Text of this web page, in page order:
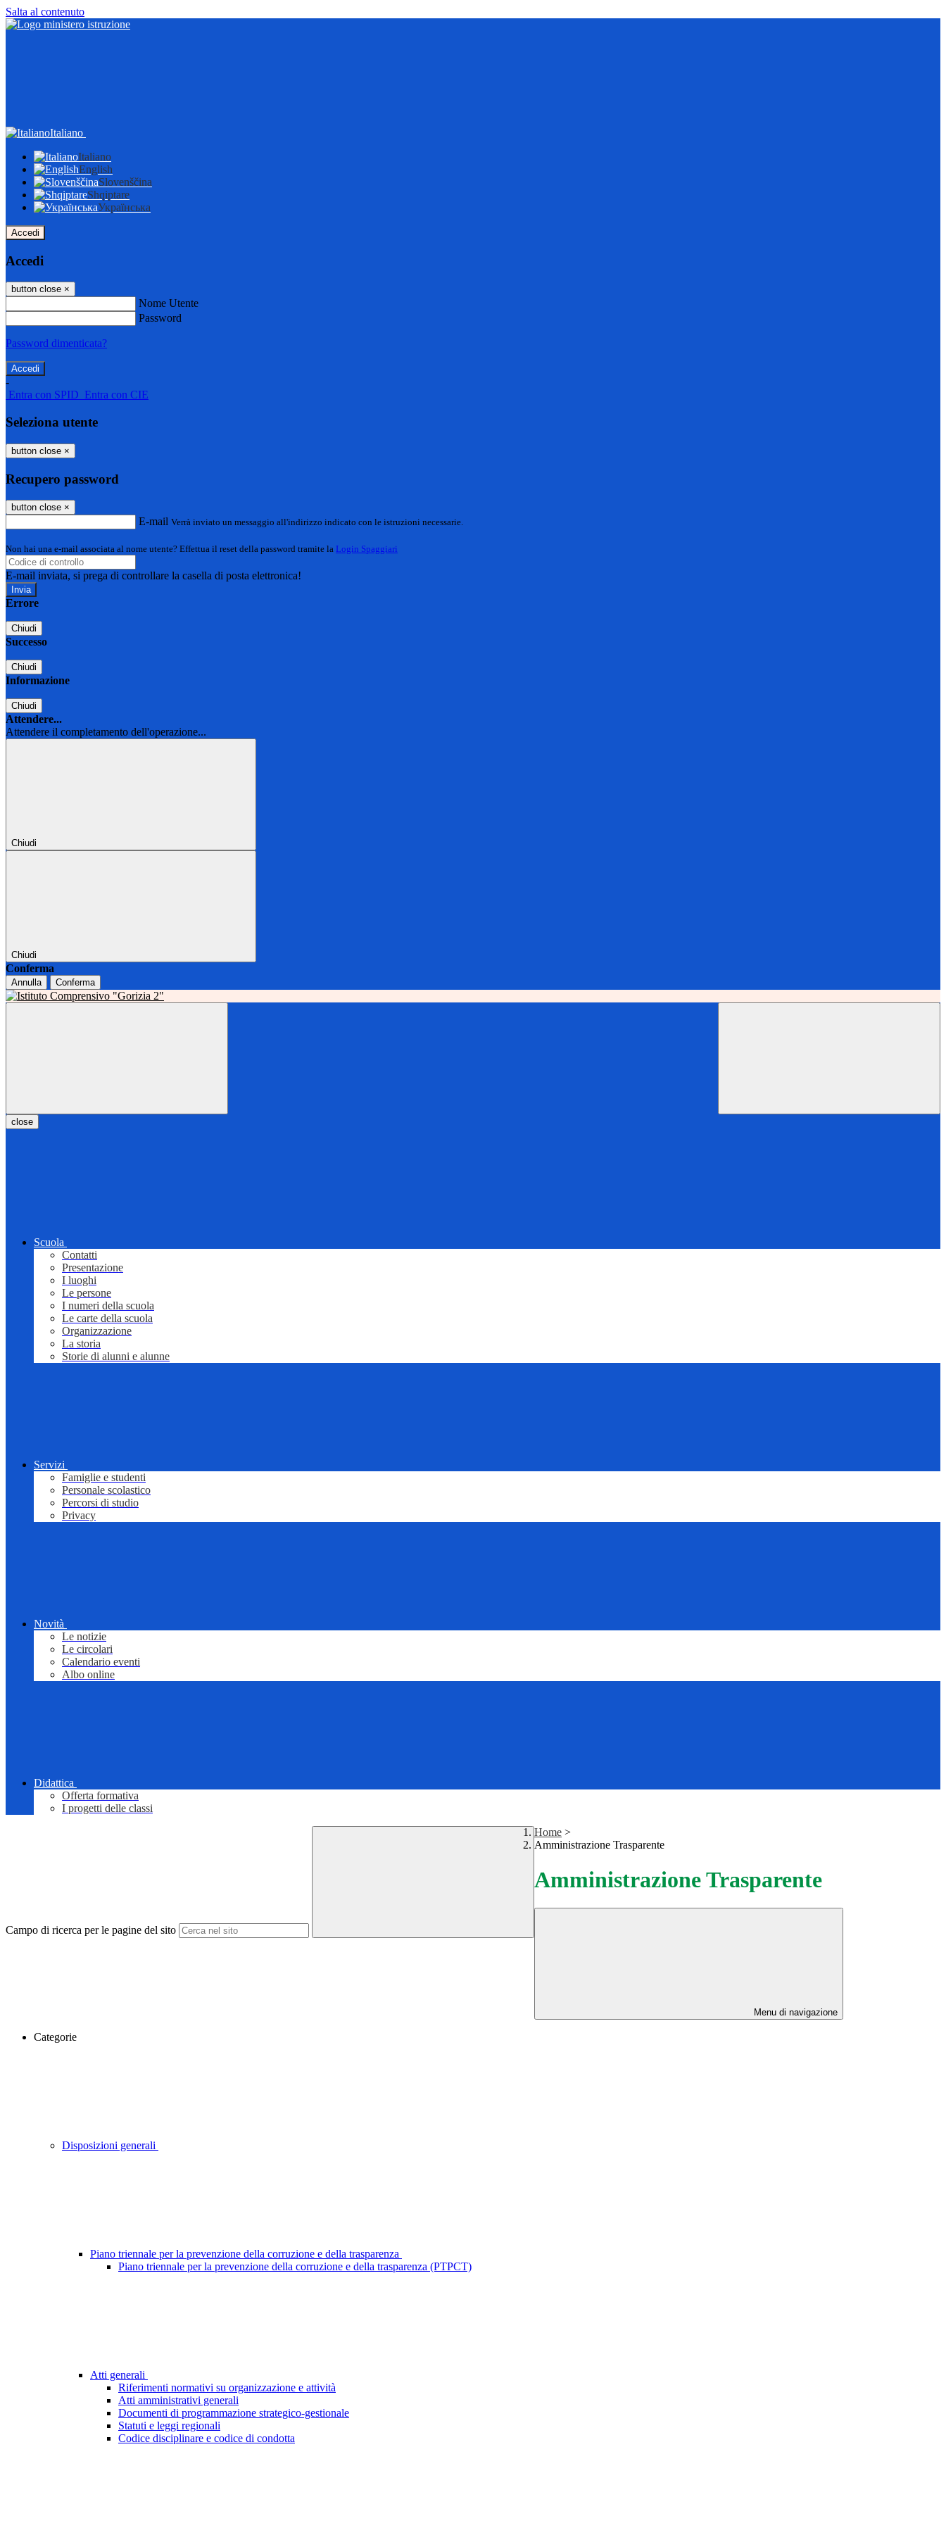
Salta al contenuto
Italiano
Italiano
English
Slovenščina
Shqiptare
Українська
Accedi
Accedi
button close ×
Nome Utente
Password
Password dimenticata?
-
Entra con SPID Entra con CIE
Seleziona utente
button close ×
Recupero password
button close ×
E-mail Verrà inviato un messaggio all'indirizzo indicato con le istruzioni necessarie.
Non hai una e-mail associata al nome utente? Effettua il reset della password tramite la Login Spaggiari
E-mail inviata, si prega di controllare la casella di posta elettronica!
Errore
Chiudi
Successo
Chiudi
Informazione
Chiudi
Attendere...
Attendere il completamento dell'operazione...
Chiudi
Chiudi
Conferma
Annulla Conferma
close
Scuola
Contatti
Presentazione
I luoghi
Le persone
I numeri della scuola
Le carte della scuola
Organizzazione
La storia
Storie di alunni e alunne
Servizi
Famiglie e studenti
Personale scolastico
Percorsi di studio
Privacy
Novità
Le notizie
Le circolari
Calendario eventi
Albo online
Didattica
Offerta formativa
I progetti delle classi
Campo di ricerca per le pagine del sito
Home >
Amministrazione Trasparente
Amministrazione Trasparente
Menu di navigazione
Categorie
Disposizioni generali
Piano triennale per la prevenzione della corruzione e della trasparenza
Piano triennale per la prevenzione della corruzione e della trasparenza (PTPCT)
Atti generali
Riferimenti normativi su organizzazione e attività
Atti amministrativi generali
Documenti di programmazione strategico-gestionale
Statuti e leggi regionali
Codice disciplinare e codice di condotta